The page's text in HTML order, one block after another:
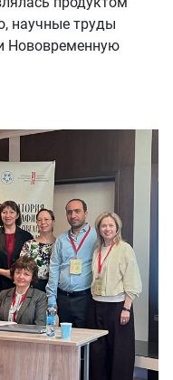
научные труды
Нововременную